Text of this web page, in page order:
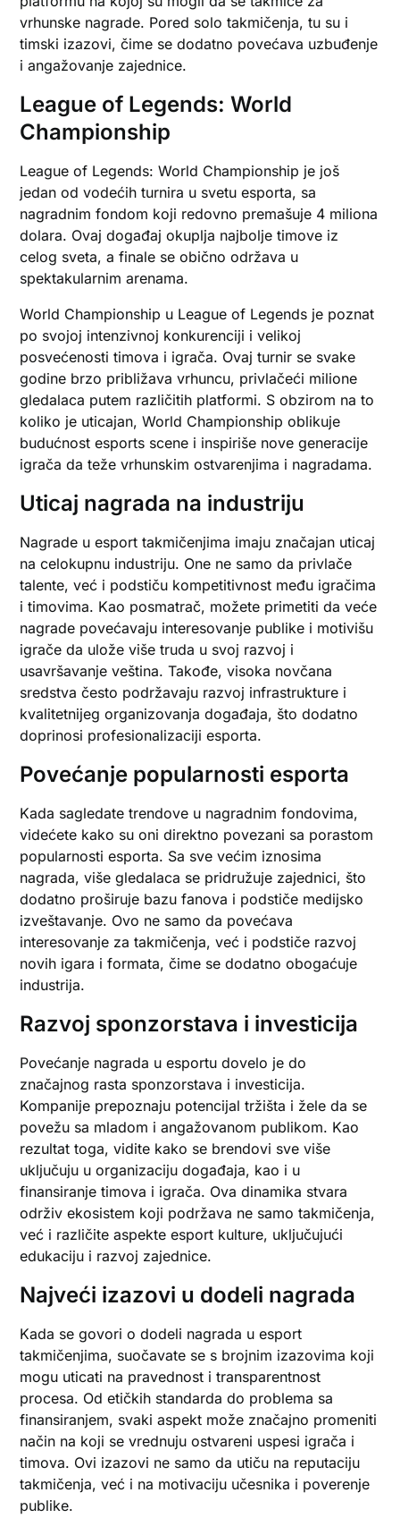
vrhunske nagrade. Pored solo takmičenja, tu su i
timski izazovi, čime se dodatno povećava uzbuđenje
i angažovanje zajednice.
League of Legends: World
Championship
League of Legends: World Championship je još
jedan od vodećih turnira u svetu esporta, sa
nagradnim fondom koji redovno premašuje 4 miliona
dolara. Ovaj događaj okuplja najbolje timove iz
celog sveta, a finale se obično održava u
spektakularnim arenama.
World Championship u League of Legends je poznat
po svojoj intenzivnoj konkurenciji i velikoj
posvećenosti timova i igrača. Ovaj turnir se svake
godine brzo približava vrhuncu, privlačeći milione
gledalaca putem različitih platformi. S obzirom na to
koliko je uticajan, World Championship oblikuje
budućnost esports scene i inspiriše nove generacije
igrača da teže vrhunskim ostvarenjima i nagradama.
Uticaj nagrada na industriju
Nagrade u esport takmičenjima imaju značajan uticaj
na celokupnu industriju. One ne samo da privlače
talente, već i podstiču kompetitivnost među igračima
i timovima. Kao posmatrač, možete primetiti da veće
nagrade povećavaju interesovanje publike i motivišu
igrače da ulože više truda u svoj razvoj i
usavršavanje veština. Takođe, visoka novčana
sredstva često podržavaju razvoj infrastrukture i
kvalitetnijeg organizovanja događaja, što dodatno
doprinosi profesionalizaciji esporta.
Povećanje popularnosti esporta
Kada sagledate trendove u nagradnim fondovima,
videćete kako su oni direktno povezani sa porastom
popularnosti esporta. Sa sve većim iznosima
nagrada, više gledalaca se pridružuje zajednici, što
dodatno proširuje bazu fanova i podstiče medijsko
izveštavanje. Ovo ne samo da povećava
interesovanje za takmičenja, već i podstiče razvoj
novih igara i formata, čime se dodatno obogaćuje
industrija.
Razvoj sponzorstava i investicija
Povećanje nagrada u esportu dovelo je do
značajnog rasta sponzorstava i investicija.
Kompanije prepoznaju potencijal tržišta i žele da se
povežu sa mladom i angažovanom publikom. Kao
rezultat toga, vidite kako se brendovi sve više
uključuju u organizaciju događaja, kao i u
finansiranje timova i igrača. Ova dinamika stvara
održiv ekosistem koji podržava ne samo takmičenja,
već i različite aspekte esport kulture, uključujući
edukaciju i razvoj zajednice.
Najveći izazovi u dodeli nagrada
Kada se govori o dodeli nagrada u esport
takmičenjima, suočavate se s brojnim izazovima koji
mogu uticati na pravednost i transparentnost
procesa. Od etičkih standarda do problema sa
finansiranjem, svaki aspekt može značajno promeniti
način na koji se vrednuju ostvareni uspesi igrača i
timova. Ovi izazovi ne samo da utiču na reputaciju
takmičenja, već i na motivaciju učesnika i poverenje
publike.